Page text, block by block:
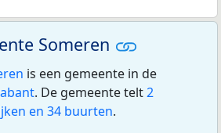
Someren
is een gemeente in de
. De gemeente telt2
en 34 buurten.